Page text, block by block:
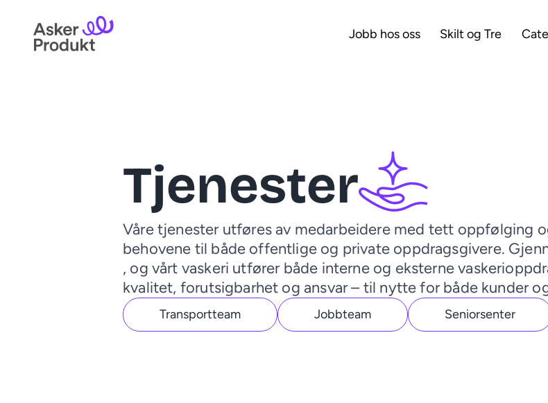
Jobb hos oss Skilt og Tre
Tjenester
Våre tjenester utføres av medarbeidere med tett oppfølging
behovene til både offentlige og private oppdragsgivere.
, og vårt vaskeri utfører både interne og eksterne
kvalitet, forutsigbarhet og ansvar – til nytte for både kunder
Transportteam Jobbteam Seniorsenter